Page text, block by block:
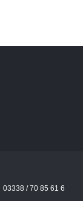
03338 / 70 85 61 6